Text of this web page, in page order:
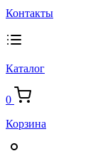
Контакты
Каталог
0
Корзина